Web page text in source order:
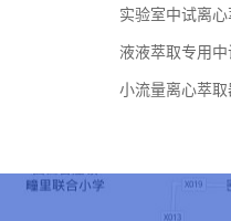
实验室中试离
液液萃取专用
小流量离心萃取